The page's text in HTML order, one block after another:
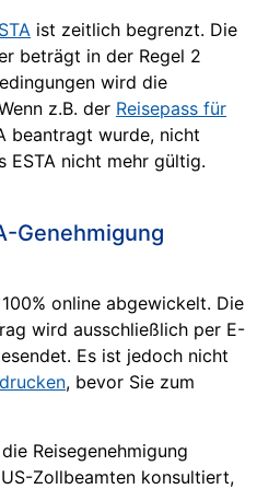
ist zeitlich begrenzt. Die
beträgt in der Regel 2
wird die
z.B. der Reisepass für
beantragt wurde, nicht
ESTA nicht mehr gültig.
Genehmigung
online abgewickelt. Die
wird ausschließlich per E-
Es ist jedoch nicht
, bevor Sie zum
Reisegenehmigung
Zollbeamten konsultiert,